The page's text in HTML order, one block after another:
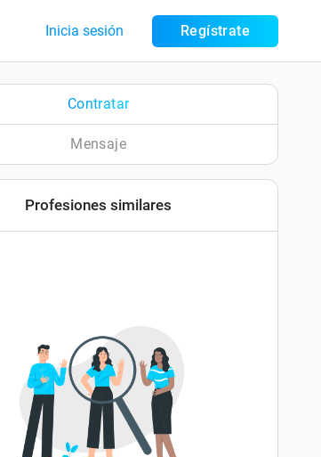
Inicia sesión Regístrate
Contratar
Mensaje
Profesiones similares